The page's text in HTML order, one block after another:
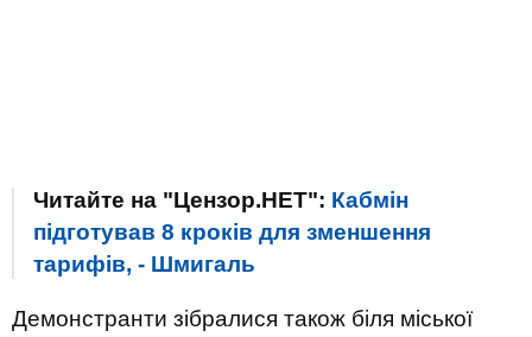
Читайте на "Цензор.НЕТ": Кабмін
підготував 8 кроків для зменшення
тарифів, - Шмигаль
Демонстранти зібралися також біля міської